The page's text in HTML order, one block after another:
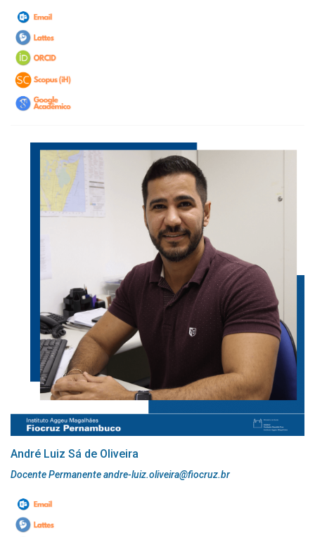
André Luiz Sá de Oliveira
Docente Permanente andre-luiz.oliveira@fiocruz.br